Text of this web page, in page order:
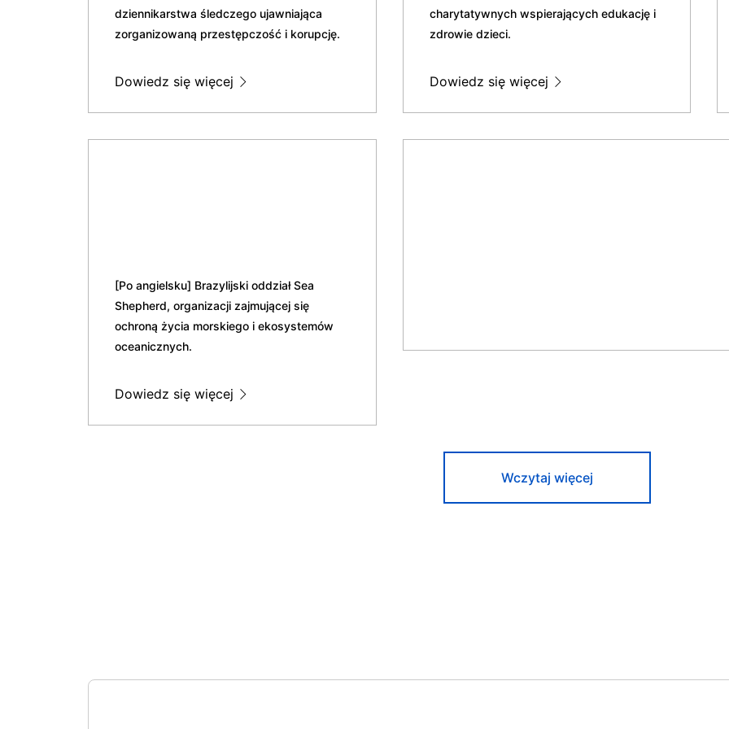
dziennikarstwa śledczego ujawniająca
zorganizowaną przestępczość i korupcję.
Dowiedz się więcej
charytatywnych wspierających edukację i
zdrowie dzieci.
Dowiedz się więcej
[Po angielsku] Brazylijski oddział Sea
Shepherd, organizacji zajmującej się
ochroną życia morskiego i ekosystemów
oceanicznych.
Dowiedz się więcej
Wczytaj więcej